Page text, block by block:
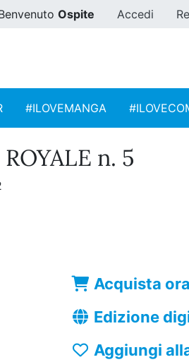
Ospite Accedi
#ILOVEMANGA
n. 5
Acquista ora
Edizione
Aggiungi